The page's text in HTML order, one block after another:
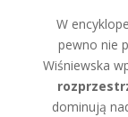
W
pewno nie
Wiśniewska
dominują